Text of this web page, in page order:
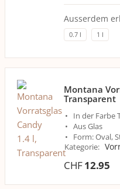
Ausserdem
0.7 l 1 l
Montana
Transparent
In der Farbe
Aus Glas
Form: Oval,
Kategorie:
CHF12.95